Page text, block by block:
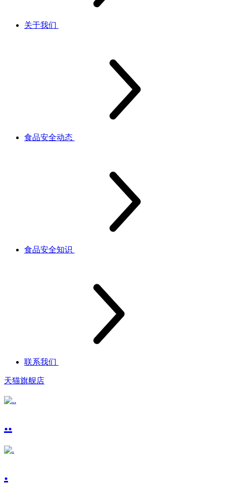
关于我们
食品安全动态
食品安全知识
联系我们
天猫旗舰店
..
.